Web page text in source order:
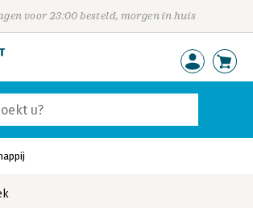
voor 23:00 besteld, morgen in huis